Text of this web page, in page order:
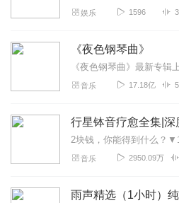
娱乐 1596 3
《夜色钢琴曲》
音乐 17.18亿
音乐 2950.09万